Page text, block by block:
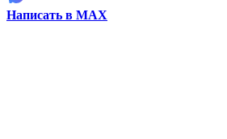
Написать в MAX